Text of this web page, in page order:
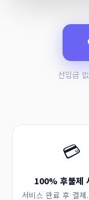
선입금
💳
100% 후불제
서비스 완료 후 결제